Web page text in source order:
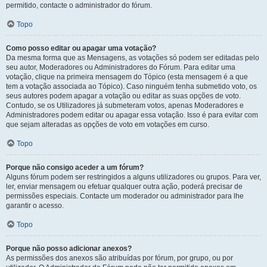
permitido, contacte o administrador do fórum.
Topo
Como posso editar ou apagar uma votação?
Da mesma forma que as Mensagens, as votações só podem ser editadas pelo
seu autor, Moderadores ou Administradores do Fórum. Para editar uma
votação, clique na primeira mensagem do Tópico (esta mensagem é a que
tem a votação associada ao Tópico). Caso ninguém tenha submetido voto, os
seus autores podem apagar a votação ou editar as suas opções de voto.
Contudo, se os Utilizadores já submeteram votos, apenas Moderadores e
Administradores podem editar ou apagar essa votação. Isso é para evitar com
que sejam alteradas as opções de voto em votações em curso.
Topo
Porque não consigo aceder a um fórum?
Alguns fórum podem ser restringidos a alguns utilizadores ou grupos. Para ver,
ler, enviar mensagem ou efetuar qualquer outra ação, poderá precisar de
permissões especiais. Contacte um moderador ou administrador para lhe
garantir o acesso.
Topo
Porque não posso adicionar anexos?
As permissões dos anexos são atribuídas por fórum, por grupo, ou por